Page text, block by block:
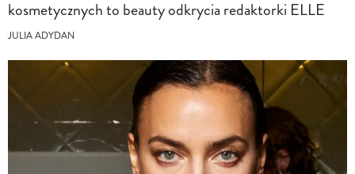
kosmetycznych to beauty odkrycia redaktorki ELLE
JULIA ADYDAN